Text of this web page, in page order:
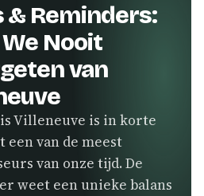
& Reminders:
Nooit
van
Villeneuve is in korte
van de meest
van onze tijd. De
weet een unieke balans